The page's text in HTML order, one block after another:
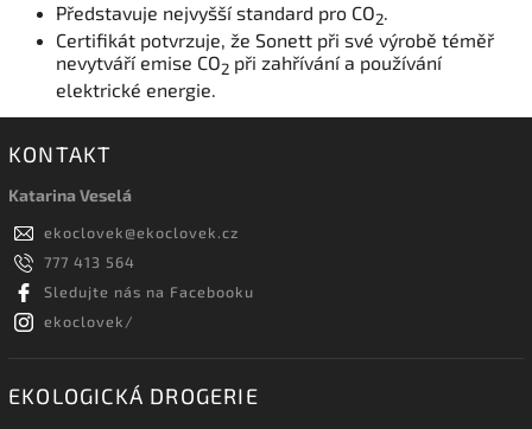
Představuje nejvyšší standard pro CO2.
Certifikát potvrzuje, že Sonett při své výrobě téměř
nevytváří emise CO2 při zahřívání a používání
elektrické energie.
KONTAKT
Katarina Veselá
ekoclovek@ekoclovek.cz
777 413 564
Sledujte nás na Facebooku
ekoclovek/
EKOLOGICKÁ DROGERIE